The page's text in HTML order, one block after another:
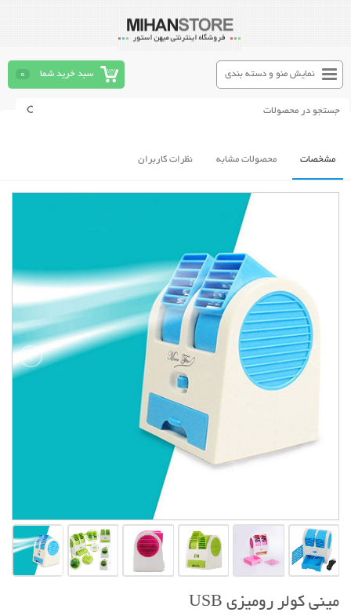
سبد خرید شما 0 نمایش منو و دسته بندی
مشخصات محصولات مشابه نظرات کاربران
مينی کولر روميزی USB